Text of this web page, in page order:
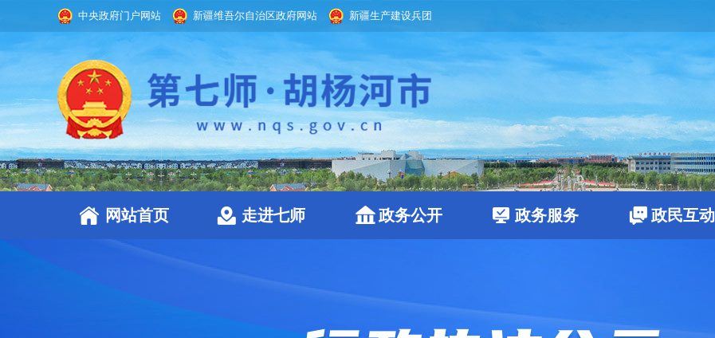
中央政府门户网站 新疆维吾尔自治区政府网站 新疆生产建设兵团
网站首页 走进七师 政务公开 政务服务 政民互动